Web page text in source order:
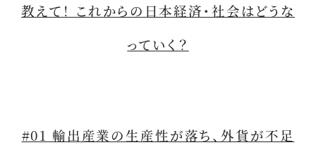
教えて！ これからの日本経済・社会はどうな
っていく？
#01 輸出産業の生産性が落ち、外貨が不足